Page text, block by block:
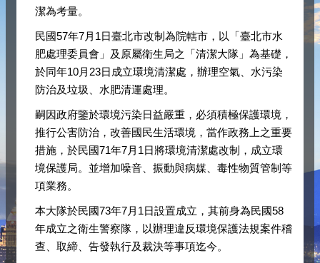
潔為考量。
民國57年7月1日臺北市改制為院轄市，以「臺北市水
肥處理委員會」及原屬衛生局之「清潔大隊」為基礎，
於同年10月23日成立環境清潔處，辦理空氣、水污染
防治及垃圾、水肥清運處理。
嗣因政府鑒於環境污染日益嚴重，必須積極保護環境，
推行公害防治，改善國民生活環境，當作政務上之重要
措施，於民國71年7月1日將環境清潔處改制，成立環
境保護局。並增加噪音、振動與病媒、毒性物質管制等
項業務。
本大隊於民國73年7月1日設置成立，其前身為民國58
年成立之衛生警察隊，以辦理違反環境保護法規案件稽
查、取締、告發執行及裁決等事項迄今。